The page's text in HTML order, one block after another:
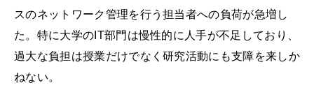
スのネットワーク管理を行う担当者への負荷が急増し
た。特に大学のIT部門は慢性的に人手が不足しており、
過大な負担は授業だけでなく研究活動にも支障を来しか
ねない。